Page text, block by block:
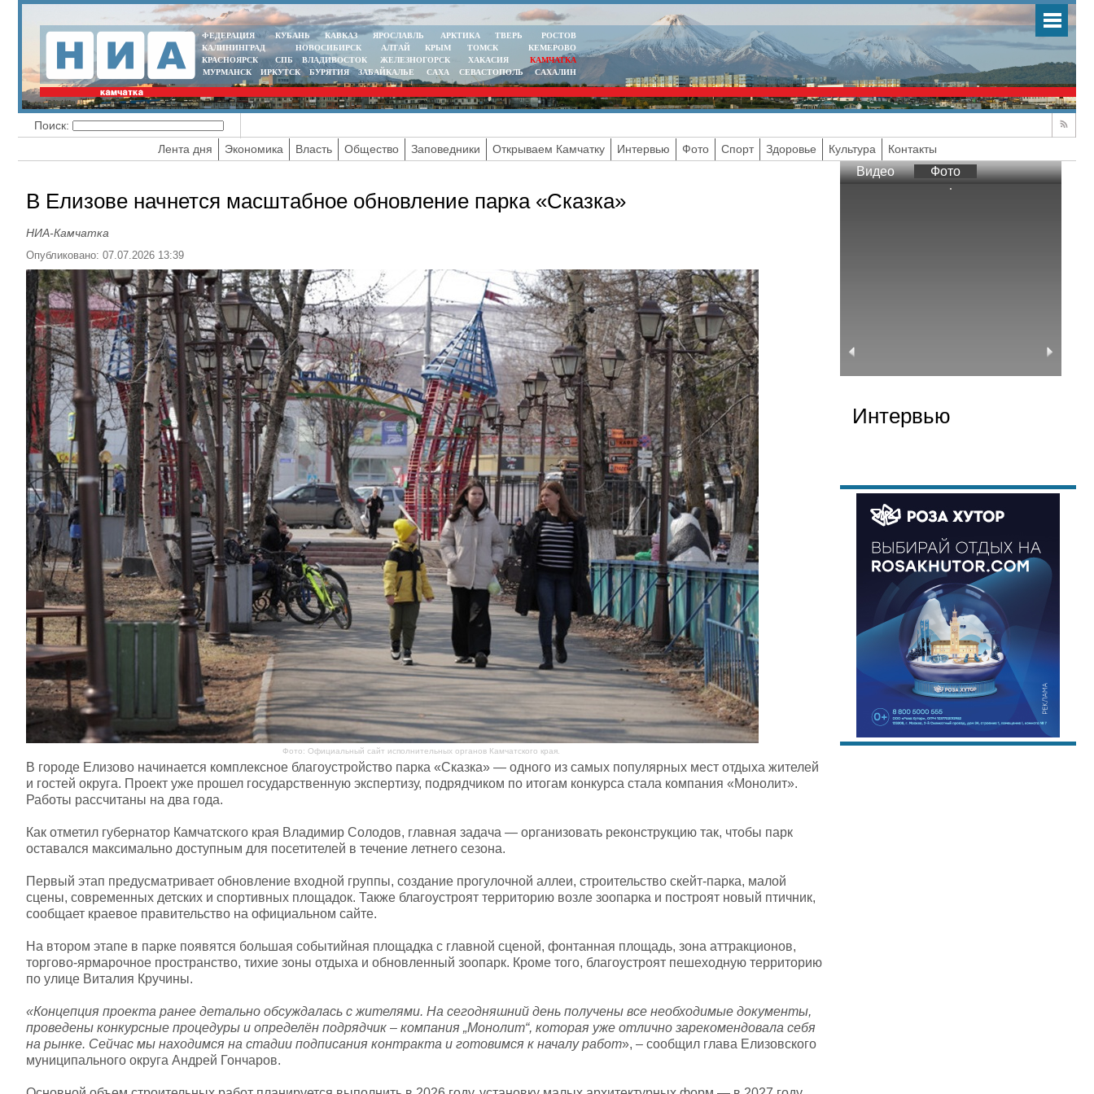
ФЕДЕРАЦИЯ КУБАНЬ КАВКАЗ ЯРОСЛАВЛЬ АРКТИКА ТВЕРЬ
РОСТОВ
КАЛИНИНГРАД
НОВОСИБИРСК АЛТАЙ КРЫМ ТОМСК
КЕМЕРОВО
КРАСНОЯРСК
СПБ ВЛАДИВОСТОК ЖЕЛЕЗНОГОРСК ХАКАСИЯ
КАМЧАТКА
МУРМАНСК
ИРКУТСК БУРЯТИЯ ЗАБАЙКАЛЬЕ САХА СЕВАСТОПОЛЬ САХАЛИН
Поиск:
Лента дня
Экономика Власть Общество Заповедники Открываем Камчатку Интервью Фото Спорт Здоровье Культура Контакты
В Елизове начнется масштабное обновление парка «Сказка»
НИА-Камчатка
Опубликовано: 07.07.2026 13:39
Фото: Официальный сайт исполнительных органов Камчатского края.
В городе Елизово начинается комплексное благоустройство парка «Сказка» — одного из самых популярных мест отдыха жителей
и гостей округа. Проект уже прошел государственную экспертизу, подрядчиком по итогам конкурса стала компания «Монолит».
Работы рассчитаны на два года.
Как отметил губернатор Камчатского края Владимир Солодов, главная задача — организовать реконструкцию так, чтобы парк
оставался максимально доступным для посетителей в течение летнего сезона.
Первый этап предусматривает обновление входной группы, создание прогулочной аллеи, строительство скейт-парка, малой
сцены, современных детских и спортивных площадок. Также благоустроят территорию возле зоопарка и построят новый птичник,
сообщает краевое правительство на официальном сайте.
На втором этапе в парке появятся большая событийная площадка с главной сценой, фонтанная площадь, зона аттракционов,
торгово-ярмарочное пространство, тихие зоны отдыха и обновленный зоопарк. Кроме того, благоустроят пешеходную территорию
по улице Виталия Кручины.
«Концепция проекта ранее детально обсуждалась с жителями. На сегодняшний день получены все необходимые документы,
проведены конкурсные процедуры и определён подрядчик – компания „Монолит“, которая уже отлично зарекомендовала себя
на рынке. Сейчас мы находимся на стадии подписания контракта и готовимся к началу работ», – сообщил глава Елизовского
муниципального округа Андрей Гончаров.
Видео Фото
Интервью